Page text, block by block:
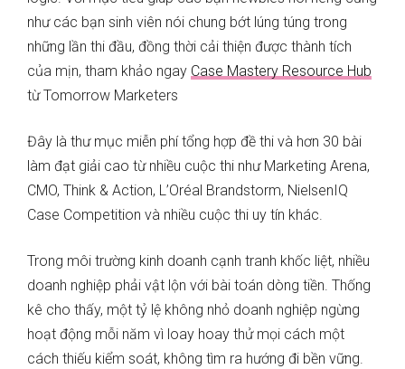
như các bạn sinh viên nói chung bớt lúng túng trong
những lần thi đầu, đồng thời cải thiện được thành tích
của mịn, tham khảo ngay Case Mastery Resource Hub
từ Tomorrow Marketers
Đây là thư mục miễn phí tổng hợp đề thi và hơn 30 bài
làm đạt giải cao từ nhiều cuộc thi như Marketing Arena,
CMO, Think & Action, L’Oréal Brandstorm, NielsenIQ
Case Competition và nhiều cuộc thi uy tín khác.
Trong môi trường kinh doanh cạnh tranh khốc liệt, nhiều
doanh nghiệp phải vật lộn với bài toán dòng tiền. Thống
kê cho thấy, một tỷ lệ không nhỏ doanh nghiệp ngừng
hoạt động mỗi năm vì loay hoay thử mọi cách một
cách thiếu kiểm soát, không tìm ra hướng đi bền vững.